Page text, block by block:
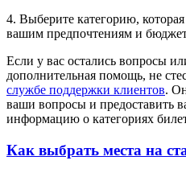
4. Выберите категорию, которая
вашим предпочтениям и
Если у вас остались вопросы
дополнительная помощь, не
службе поддержки клиентов.
ваши вопросы и предоставить
информацию о категориях
Как выбрать места на